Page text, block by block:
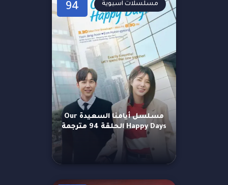
94
مسلسل أيامنا السعيدة Our
Happy Days الحلقة 94 مترجمة
مسلسلات اسيوية